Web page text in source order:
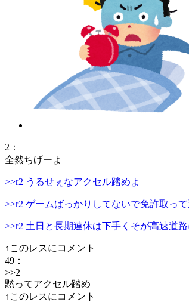
2 ：
全然ちげーよ
>>r2 うるせぇなアクセル踏めよ
>>r2 ゲームばっかりしてないで免許取っ
>>r2 土日と長期連休は下手くそが高速道
↑このレスにコメント
49 ：
>>2
黙ってアクセル踏め
↑このレスにコメント